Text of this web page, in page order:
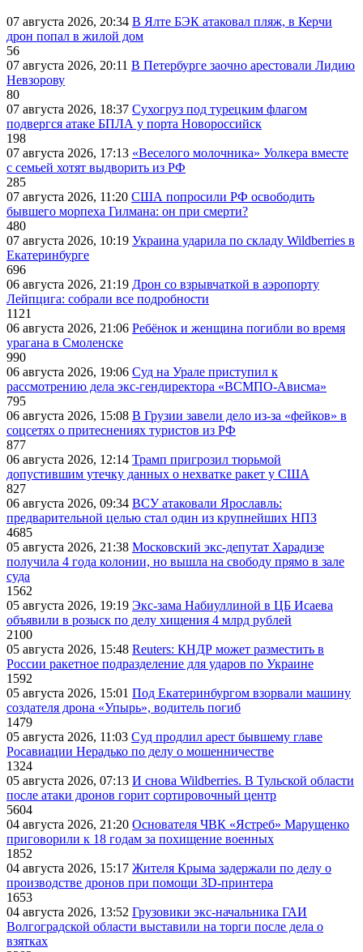
07 августа 2026, 20:34 В Ялте БЭК атаковал пляж, в Керчи
дрон попал в жилой дом
56
07 августа 2026, 20:11 В Петербурге заочно арестовали Лидию
Невзорову
80
07 августа 2026, 18:37 Сухогруз под турецким флагом
подвергся атаке БПЛА у порта Новороссийск
198
07 августа 2026, 17:13 «Веселого молочника» Уолкера вместе
с семьей хотят выдворить из РФ
285
07 августа 2026, 11:20 США попросили РФ освободить
бывшего морпеха Гилмана: он при смерти?
480
07 августа 2026, 10:19 Украина ударила по складу Wildberries в
Екатеринбурге
696
06 августа 2026, 21:19 Дрон со взрывчаткой в аэропорту
Лейпцига: собрали все подробности
1121
06 августа 2026, 21:06 Ребёнок и женщина погибли во время
урагана в Смоленске
990
06 августа 2026, 19:06 Суд на Урале приступил к
рассмотрению дела экс-гендиректора «ВСМПО-Ависма»
795
06 августа 2026, 15:08 В Грузии завели дело из-за «фейков» в
соцсетях о притеснениях туристов из РФ
877
06 августа 2026, 12:14 Трамп пригрозил тюрьмой
допустившим утечку данных о нехватке ракет у США
827
06 августа 2026, 09:34 ВСУ атаковали Ярославль:
предварительной целью стал один из крупнейших НПЗ
4685
05 августа 2026, 21:38 Московский экс-депутат Харадизе
получила 4 года колонии, но вышла на свободу прямо в зале
суда
1562
05 августа 2026, 19:19 Экс-зама Набиуллиной в ЦБ Исаева
объявили в розыск по делу хищения 4 млрд рублей
2100
05 августа 2026, 15:48 Reuters: КНДР может разместить в
России ракетное подразделение для ударов по Украине
1592
05 августа 2026, 15:01 Под Екатеринбургом взорвали машину
создателя дрона «Упырь», водитель погиб
1479
05 августа 2026, 11:03 Суд продлил арест бывшему главе
Росавиации Нерадько по делу о мошенничестве
1324
05 августа 2026, 07:13 И снова Wildberries. В Тульской области
после атаки дронов горит сортировочный центр
5604
04 августа 2026, 21:20 Основателя ЧВК «Ястреб» Марущенко
приговорили к 18 годам за похищение военных
1852
04 августа 2026, 15:17 Жителя Крыма задержали по делу о
производстве дронов при помощи 3D‑принтера
1653
04 августа 2026, 13:52 Грузовики экс-начальника ГАИ
Волгоградской области выставили на торги после дела о
взятках